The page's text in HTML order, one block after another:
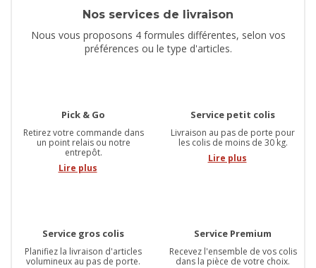
Nos services de livraison
Nous vous proposons 4 formules différentes, selon vos
préférences ou le type d'articles.
Pick & Go
Retirez votre commande dans
un point relais ou notre
entrepôt.
Lire plus
Service petit colis
Livraison au pas de porte pour
les colis de moins de 30 kg.
Lire plus
Service gros colis
Planifiez la livraison d'articles
volumineux au pas de porte.
Service Premium
Recevez l'ensemble de vos colis
dans la pièce de votre choix.